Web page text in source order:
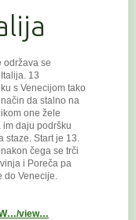
održava se
13
s Venecijom tako
da stalno na
one žele
daju podršku
staze. Start je 13.
čega se trči
i Poreča pa
do Venecije.
view…